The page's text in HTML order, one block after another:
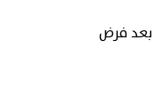
بعد فرض